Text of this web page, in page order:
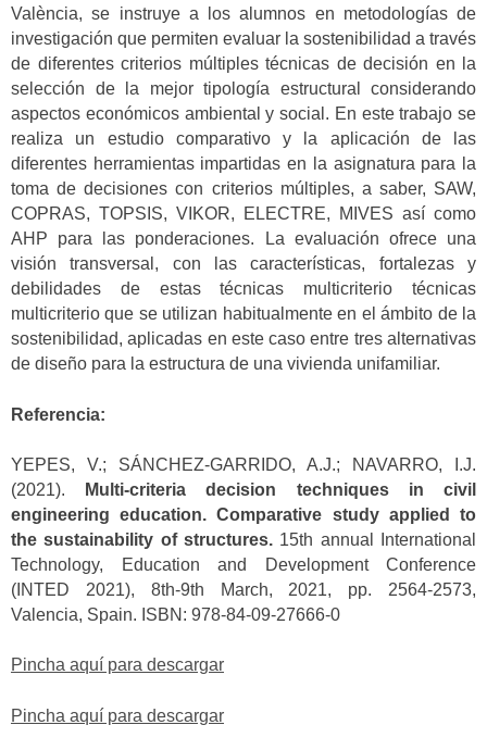
València, se instruye a los alumnos en metodologías de
investigación que permiten evaluar la sostenibilidad a través
de diferentes criterios múltiples técnicas de decisión en la
selección de la mejor tipología estructural considerando
aspectos económicos ambiental y social. En este trabajo se
realiza un estudio comparativo y la aplicación de las
diferentes herramientas impartidas en la asignatura para la
toma de decisiones con criterios múltiples, a saber, SAW,
COPRAS, TOPSIS, VIKOR, ELECTRE, MIVES así como
AHP para las ponderaciones. La evaluación ofrece una
visión transversal, con las características, fortalezas y
debilidades de estas técnicas multicriterio técnicas
multicriterio que se utilizan habitualmente en el ámbito de la
sostenibilidad, aplicadas en este caso entre tres alternativas
de diseño para la estructura de una vivienda unifamiliar.
Referencia:
YEPES, V.; SÁNCHEZ-GARRIDO, A.J.; NAVARRO, I.J.
(2021).
Multi-criteria decision techniques in civil
engineering education. Comparative study applied to
the sustainability of structures. 15th annual International
Technology, Education and Development Conference
(INTED 2021), 8th-9th March, 2021, pp. 2564-2573,
Valencia, Spain. ISBN: 978-84-09-27666-0
Pincha aquí para descargar
Pincha aquí para descargar